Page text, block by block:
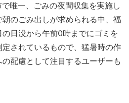
唯一、ごみの夜間収集を実施し
のごみ出しが求められる中、福
日没から午前0時までにゴミを
されているもので、猛暑時の作
配慮として注目するユーザーも